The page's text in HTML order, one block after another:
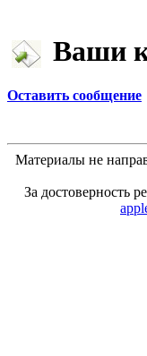
Ваши
Оставить сообщение
Материалы не
За достоверность